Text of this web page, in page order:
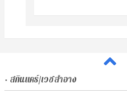
• สกินแคร์/เวชสำอาง